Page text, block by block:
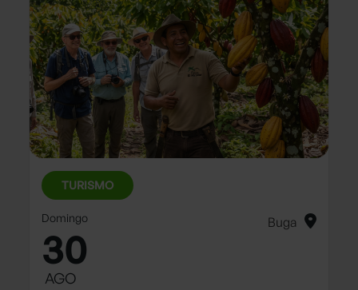
TURISMO
Domingo
30
AGO
Buga